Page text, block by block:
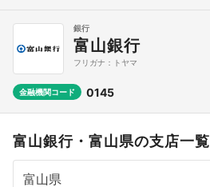
銀行
富山銀行
フリガナ：トヤマ
金融機関コード 0145
富山銀行・富山県の支店一覧